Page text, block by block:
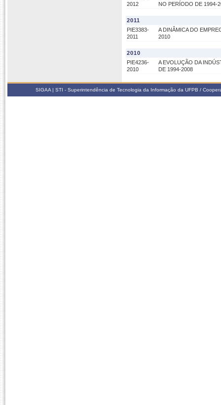
2012
NO PERÍODO DE 1994-
2011
PIE3383-
2011
A DINÂMICA DO
2010
2010
PIE4236-
2010
A EVOLUÇÃO DA
DE 1994-2008
SIGAA | STI - Superintendência de Tecnologia da Informação da UFPB /